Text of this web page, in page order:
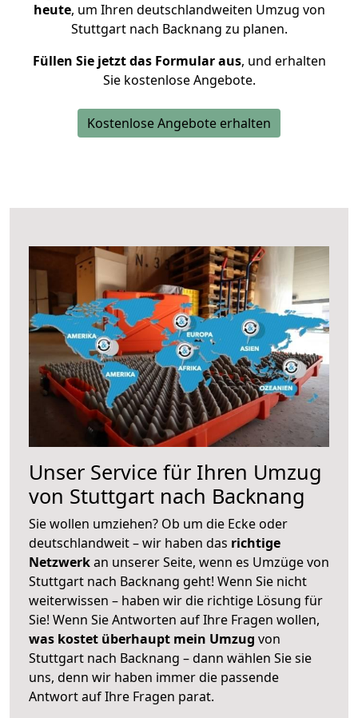
heute, um Ihren deutschlandweiten Umzug von
Stuttgart nach Backnang zu planen.
Füllen Sie jetzt das Formular aus, und erhalten
Sie kostenlose Angebote.
Kostenlose Angebote erhalten
Unser Service für Ihren Umzug
von Stuttgart nach Backnang
Sie wollen umziehen? Ob um die Ecke oder
deutschlandweit – wir haben das richtige
Netzwerkan unserer Seite, wenn es Umzüge von
Stuttgart nach Backnang geht! Wenn Sie nicht
weiterwissen – haben wir die richtige Lösung für
Sie! Wenn Sie Antworten auf Ihre Fragen wollen,
was kostet überhaupt mein Umzug von
Stuttgart nach Backnang – dann wählen Sie sie
uns, denn wir haben immer die passende
Antwort auf Ihre Fragen parat.